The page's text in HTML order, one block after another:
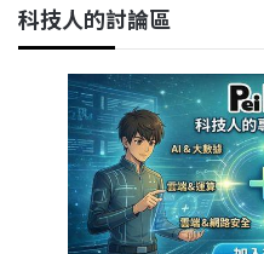
科技人的討論區